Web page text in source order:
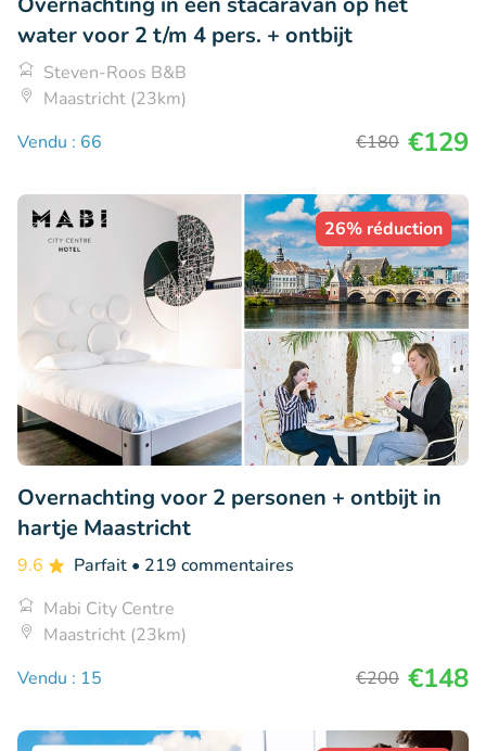
water voor 2 t/m 4 pers. + ontbijt
Steven-Roos B&B
Maastricht (23km)
Vendu : 66
€180 €129
26% réduction
Overnachting voor 2 personen + ontbijt in
hartje Maastricht
9.6 Parfait • 219 commentaires
Mabi City Centre
Maastricht (23km)
Vendu : 15
€200 €148